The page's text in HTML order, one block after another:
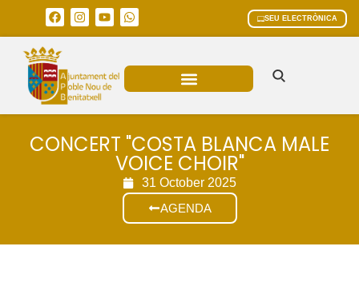
SEU ELECTRÒNICA
CONCERT "COSTA BLANCA MALE
VOICE CHOIR"
31 October 2025
AGENDA